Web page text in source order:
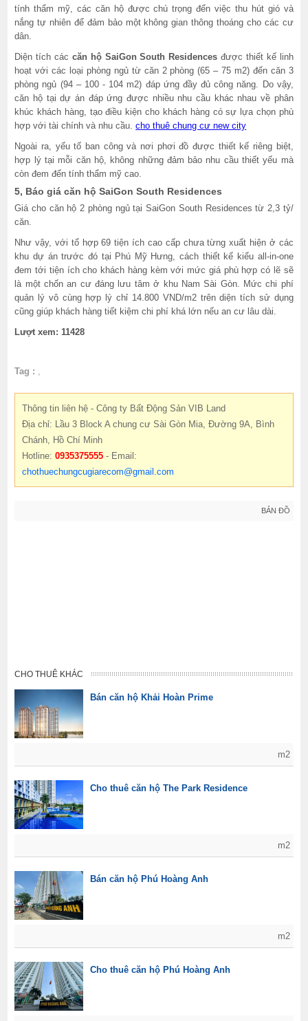
tính thẩm mỹ, các căn hộ được chú trọng đến việc thu hút gió và
nắng tự nhiên để đảm bảo một không gian thông thoáng cho các cư
dân.
Diện tích các căn hộ SaiGon South Residences được thiết kế linh
hoạt với các loại phòng ngủ từ căn 2 phòng (65 – 75 m2) đến căn 3
phòng ngủ (94 – 100 - 104 m2) đáp ứng đầy đủ công năng. Do vậy,
căn hộ tại dự án đáp ứng được nhiều nhu cầu khác nhau về phân
khúc khách hàng, tạo điều kiện cho khách hàng có sự lựa chọn phù
hợp với tài chính và nhu cầu.cho thuê chung cư new city
Ngoài ra, yếu tố ban công và nơi phơi đồ được thiết kế riêng biệt,
hợp lý tại mỗi căn hộ, không những đảm bảo nhu cầu thiết yếu mà
còn đem đến tính thẩm mỹ cao.
5, Báo giá căn hộ SaiGon South Residences
Giá cho căn hộ 2 phòng ngủ tại SaiGon South Residences từ 2,3 tỷ/
căn.
Như vậy, với tổ hợp 69 tiện ích cao cấp chưa từng xuất hiện ở các
khu dự án trước đó tại Phú Mỹ Hưng, cách thiết kế kiểu all-in-one
đem tới tiện ích cho khách hàng kèm với mức giá phù hợp có lẽ sẽ
là một chốn an cư đáng lưu tâm ở khu Nam Sài Gòn. Mức chi phí
quản lý vô cùng hợp lý chỉ 14.800 VND/m2 trên diện tích sử dụng
cũng giúp khách hàng tiết kiệm chi phí khá lớn nếu an cư lâu dài.
Lượt xem: 11428
Tag : ,
Thông tin liên hệ - Công ty Bất Động Sản VIB Land
Địa chỉ: Lầu 3 Block A chung cư Sài Gòn Mia, Đường 9A, Bình
Chánh, Hồ Chí Minh
Hotline:0935375555 - Email:
chothuechungcugiarecom@gmail.com
BẢN ĐỒ
CHO THUÊ KHÁC
m2
Bán căn hộ Khải Hoàn Prime
m2
Cho thuê căn hộ The Park Residence
m2
Bán căn hộ Phú Hoàng Anh
Cho thuê căn hộ Phú Hoàng Anh